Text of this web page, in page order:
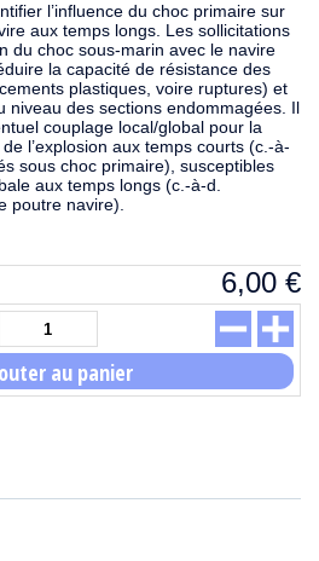
l’influence du choc primaire sur
aux temps longs. Les sollicitations
du choc sous-marin avec le navire
la capacité de résistance des
plastiques, voire ruptures) et
niveau des sections endommagées. Il
couplage local/global pour la
l’explosion aux temps courts (c.-à-
sous choc primaire), susceptibles
aux temps longs (c.-à-d.
poutre navire).
6,00 €
au panier